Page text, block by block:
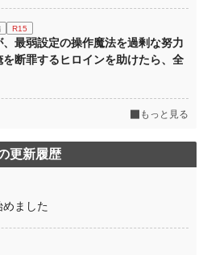
R15
最弱設定の操作魔法を過剰な努力
断罪するヒロインを助けたら、全
もっと見る
更新履歴
ました